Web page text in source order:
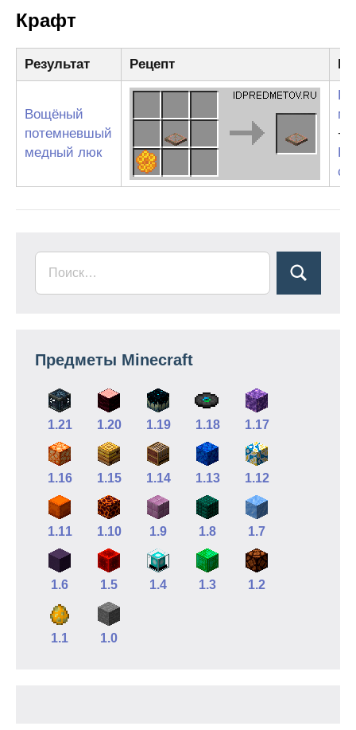
Крафт
Результат Рецепт
Вощёный
потемневшый
медный люк
+
Предметы Minecraft
1.21 1.20 1.19 1.18 1.17
1.16 1.15 1.14 1.13 1.12
1.11 1.10 1.9 1.8 1.7
1.6 1.5 1.4 1.3 1.2
1.1 1.0